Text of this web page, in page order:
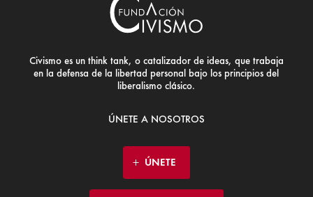
Civismo es un think tank, o catalizador de ideas, que trabaja
en la defensa de la libertad personal bajo los principios del
liberalismo clásico.
ÚNETE A NOSOTROS
ÚNETE